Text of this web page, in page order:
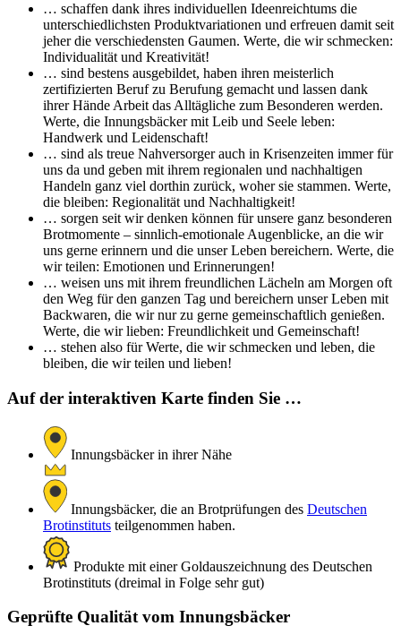
… schaffen dank ihres individuellen Ideenreichtums die
unterschiedlichsten Produktvariationen und erfreuen damit seit
jeher die verschiedensten Gaumen. Werte, die wir schmecken:
Individualität und Kreativität!
… sind bestens ausgebildet, haben ihren meisterlich
zertifizierten Beruf zu Berufung gemacht und lassen dank
ihrer Hände Arbeit das Alltägliche zum Besonderen werden.
Werte, die Innungsbäcker mit Leib und Seele leben:
Handwerk und Leidenschaft!
… sind als treue Nahversorger auch in Krisenzeiten immer für
uns da und geben mit ihrem regionalen und nachhaltigen
Handeln ganz viel dorthin zurück, woher sie stammen. Werte,
die bleiben: Regionalität und Nachhaltigkeit!
… sorgen seit wir denken können für unsere ganz besonderen
Brotmomente – sinnlich-emotionale Augenblicke, an die wir
uns gerne erinnern und die unser Leben bereichern. Werte, die
wir teilen: Emotionen und Erinnerungen!
… weisen uns mit ihrem freundlichen Lächeln am Morgen oft
den Weg für den ganzen Tag und bereichern unser Leben mit
Backwaren, die wir nur zu gerne gemeinschaftlich genießen.
Werte, die wir lieben: Freundlichkeit und Gemeinschaft!
… stehen also für Werte, die wir schmecken und leben, die
bleiben, die wir teilen und lieben!
Auf der interaktiven Karte finden Sie …
Innungsbäcker in ihrer Nähe
Innungsbäcker, die an Brotprüfungen des Deutschen
Brotinstituts teilgenommen haben.
Produkte mit einer Goldauszeichnung des Deutschen
Brotinstituts (dreimal in Folge sehr gut)
Geprüfte Qualität vom Innungsbäcker